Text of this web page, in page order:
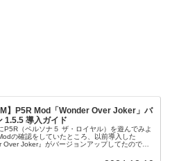
】P5R Mod「Wonder Over Joker」バ
1.5.5 導入ガイド
P5R（ペルソナ５ ザ・ロイヤル）を遊んでみよ
の確認をしていたところ、以前導入した
Over Joker』がバージョンアップしてたので最